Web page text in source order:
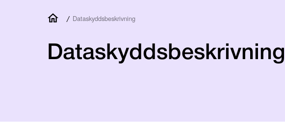
/ Dataskyddsbeskrivning
Dataskyddsbeskrivning